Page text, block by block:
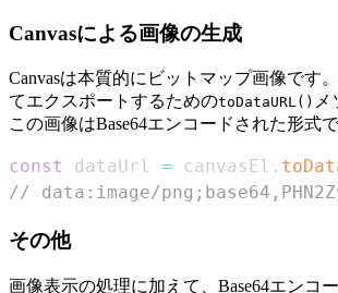
Canvasによる画像の生成
Canvasは本質的にビットマップ画像です
てエクスポートするためのtoDataURL() メ
この画像はBase64エンコードされた形式
const dataUrl = canvasEl .
// data:image/
その他
画像表示の処理に加えて、Base64エンコ